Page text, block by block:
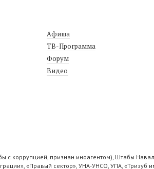
Афиша
ТВ-Программа
Форум
Видео
коррупцией, признан иноагентом), Штабы
«Правый сектор», УНА-УНСО, УПА, «Тризуб